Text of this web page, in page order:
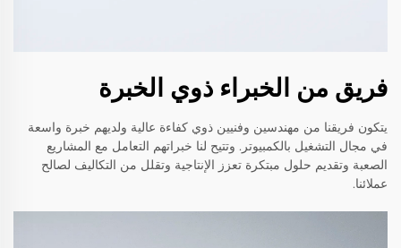
فريق من الخبراء ذوي الخبرة
يتكون فريقنا من مهندسين وفنيين ذوي كفاءة عالية ولديهم خبرة واسعة
في مجال التشغيل بالكمبيوتر. وتتيح لنا خبراتهم التعامل مع المشاريع
الصعبة وتقديم حلول مبتكرة تعزز الإنتاجية وتقلل من التكاليف لصالح
عملائنا.